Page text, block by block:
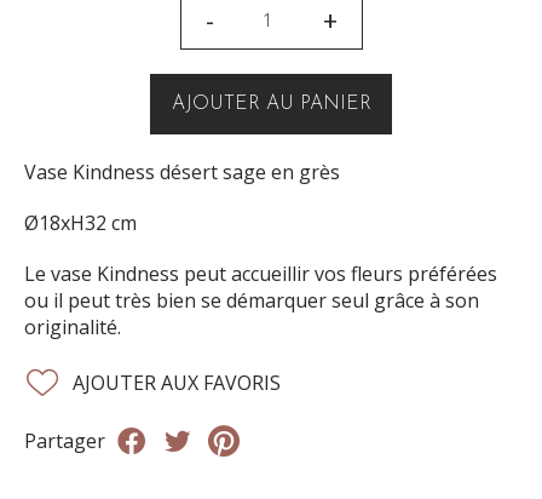
- +
AJOUTER AU PANIER
Vase Kindness désert sage en grès
Ø18xH32 cm
Le vase Kindness peut accueillir vos fleurs préférées
ou il peut très bien se démarquer seul grâce à son
originalité.
AJOUTER AUX FAVORIS
Partager